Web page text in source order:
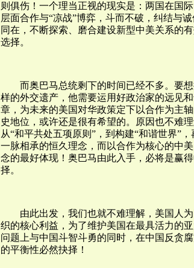
则俱伤！一个理当正视的现实是：两国在国
层面合作与“凉战”博弈，斗而不破，纠结与
同在，不断探索、磨合建设新型中美关系的
选择。
而奥巴马总统剩下的时间已经不多。要
样的外交遗产，他需要运用好政治家的远见
章，为未来的美国对华政策定下以合作为主
史地位，或许还是很有希望的。原因也不难
从“和平共处五项原则”，到构建“和谐世界”
一脉相承的恒久理念，而以合作为核心的中
念的最好体现！奥巴马由此入手，必将是赢
择。
由此出发，我们也就不难理解，美国人
织的核心利益，为了维护美国在最具活力的
问题上与中国斗智斗勇的同时，在中国反贪
的平衡性必然抉择！